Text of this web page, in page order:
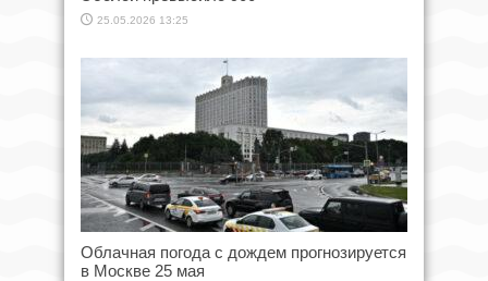
25.05.2026 13:25
Облачная погода с дождем прогнозируется
в Москве 25 мая